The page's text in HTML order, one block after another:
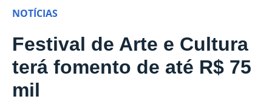
NOTÍCIAS
Festival de Arte e Cultura
terá fomento de até R$ 75
mil